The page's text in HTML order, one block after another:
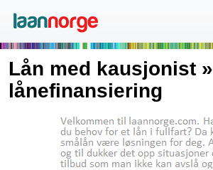
Lån med kausjonist »
lånefinansiering